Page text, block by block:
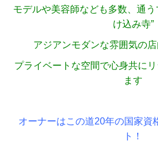
モデルや美容師なども多数、通
け込み寺”
アジアンモダンな雰囲気の
プライベートな空間で心身共に
ます
オーナーはこの道20年の国家資
ト！